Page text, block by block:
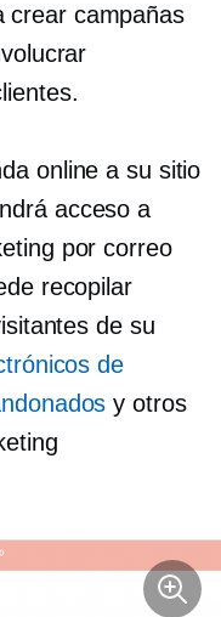
crear campañas
online a su sitio
acceso a
por correo
recopilar
de su
de
y otros